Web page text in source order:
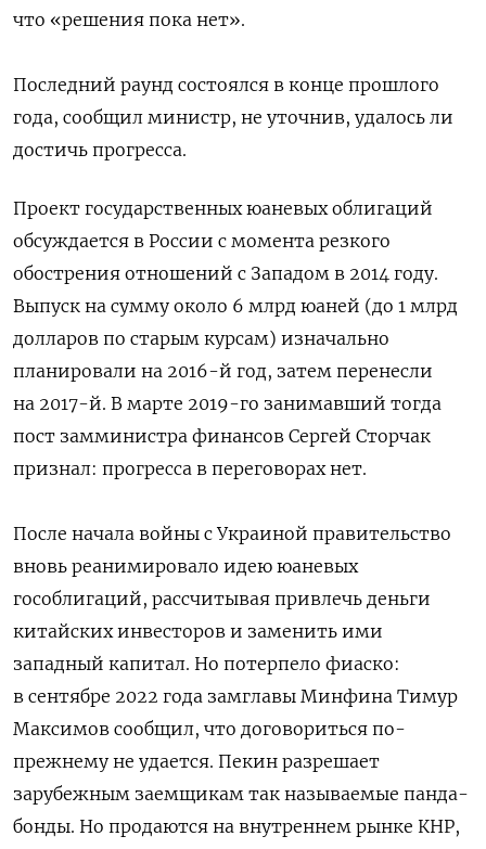
что «решения пока нет».
Последний раунд состоялся в конце прошлого
года, сообщил министр, не уточнив, удалось ли
достичь прогресса.
Проект государственных юаневых облигаций
обсуждается в России с момента резкого
обострения отношений с Западом в 2014 году.
Выпуск на сумму около 6 млрд юаней (до 1 млрд
долларов по старым курсам) изначально
планировали на 2016-й год, затем перенесли
на 2017-й. В марте 2019-го занимавший тогда
пост замминистра финансов Сергей Сторчак
признал: прогресса в переговорах нет.
После начала войны с Украиной правительство
вновь реанимировало идею юаневых
гособлигаций, рассчитывая привлечь деньги
китайских инвесторов и заменить ими
западный капитал. Но потерпело фиаско:
в сентябре 2022 года замглавы Минфина Тимур
Максимов сообщил, что договориться по-
прежнему не удается. Пекин разрешает
зарубежным заемщикам так называемые панда-
бонды. Но продаются на внутреннем рынке КНР,